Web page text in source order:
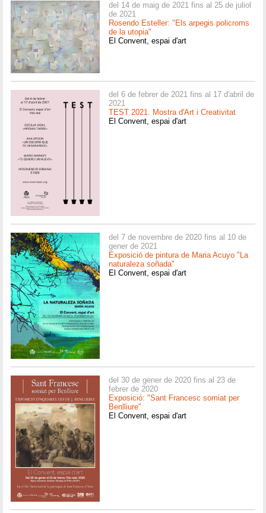
del 14 de maig de 2021 fins al 25 de juliol
de 2021
Rosendo Esteller: "Els arpegis policroms
de la utopia"
El Convent, espai d'art
del 6 de febrer de 2021 fins al 17 d'abril de
2021
TEST 2021. Mostra d'Art i Creativitat
El Convent, espai d'art
del 7 de novembre de 2020 fins al 10 de
gener de 2021
Exposició de pintura de Maria Acuyo "La
naturaleza soñada"
El Convent, espai d'art
del 30 de gener de 2020 fins al 23 de
febrer de 2020
Exposició: "Sant Francesc somiat per
Benlliure"
El Convent, espai d'art